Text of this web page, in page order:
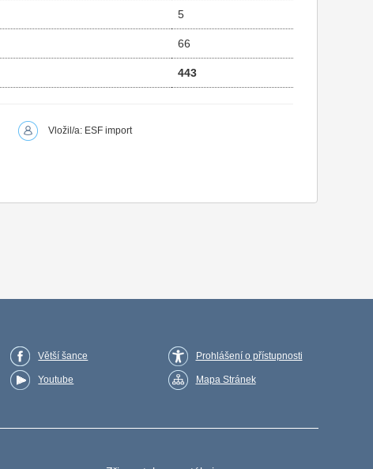
5
66
443
Vložil/a: ESF import
Větší šance
Youtube
Prohlášení o přístupnosti
Mapa Stránek